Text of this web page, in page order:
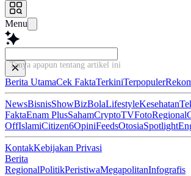
Menu
Tanya apapun tentang artikel ini...
Berita UtamaCek FaktaTerkiniTerpopuler
NewsBisnisShowBizBolaLifestyleKesehatan
FaktaEnam PlusSahamCryptoTVFotoRegional
OffIslamiCitizen6OpiniFeedsOtosiaSpotlight
KontakKebijakan Privasi
Berita
RegionalPolitikPeristiwaMegapolitanInfografis